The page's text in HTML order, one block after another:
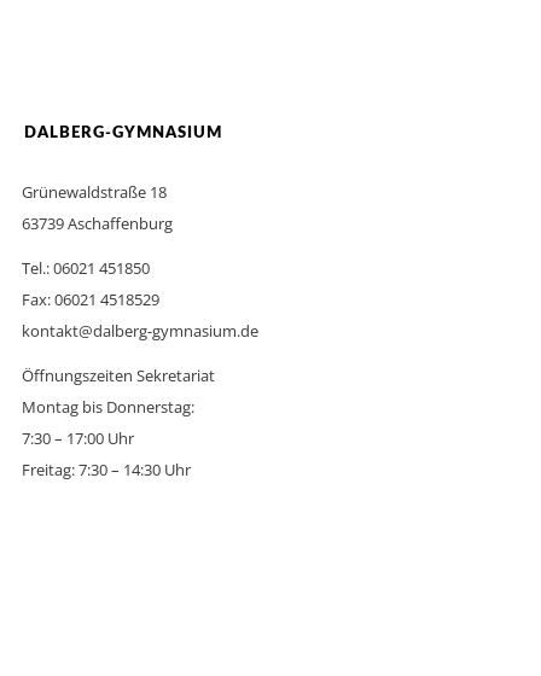
DALBERG-GYMNASIUM
Grünewaldstraße 18
63739 Aschaffenburg
Tel.: 06021 451850
Fax: 06021 4518529
kontakt@dalberg-gymnasium.de
Öffnungszeiten Sekretariat
Montag bis Donnerstag:
7:30 – 17:00 Uhr
Freitag: 7:30 – 14:30 Uhr